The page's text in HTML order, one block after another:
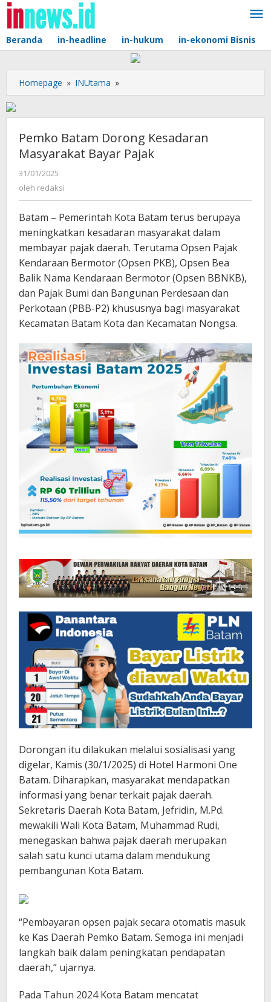
Lewati
konten
Beranda in-headline in-hukum in-ekonomi Bisnis
Homepage » INUtama »
Batam
Kesadaran
Masyarakat
Bayar
Pajak
Pemko Batam Dorong Kesadaran
Masyarakat Bayar Pajak
31/01/2025
redaksi
oleh redaksi
Batam – Pemerintah Kota Batam terus berupaya
meningkatkan kesadaran masyarakat dalam
membayar pajak daerah. Terutama Opsen Pajak
Kendaraan Bermotor (Opsen PKB), Opsen Bea
Balik Nama Kendaraan Bermotor (Opsen BBNKB),
dan Pajak Bumi dan Bangunan Perdesaan dan
Perkotaan (PBB-P2) khususnya bagi masyarakat
Kecamatan Batam Kota dan Kecamatan Nongsa.
Dorongan itu dilakukan melalui sosialisasi yang
digelar, Kamis (30/1/2025) di Hotel Harmoni One
Batam. Diharapkan, masyarakat mendapatkan
informasi yang benar terkait pajak daerah.
Sekretaris Daerah Kota Batam, Jefridin, M.Pd.
mewakili Wali Kota Batam, Muhammad Rudi,
menegaskan bahwa pajak daerah merupakan
salah satu kunci utama dalam mendukung
pembangunan Kota Batam.
“Pembayaran opsen pajak secara otomatis masuk
ke Kas Daerah Pemko Batam. Semoga ini menjadi
langkah baik dalam peningkatan pendapatan
daerah,” ujarnya.
Pada Tahun 2024 Kota Batam mencatat